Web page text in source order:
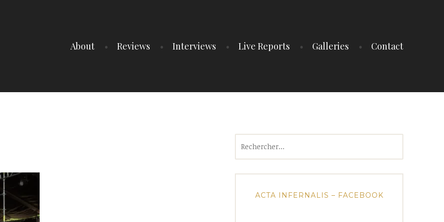
About Reviews Interviews Live Reports Galleries Contact
ACTA INFERNALIS – FACEBOOK